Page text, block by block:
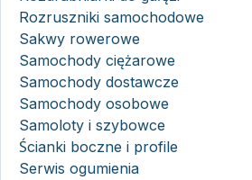
Rozruszniki samochodowe
Sakwy rowerowe
Samochody ciężarowe
Samochody dostawcze
Samochody osobowe
Samoloty i szybowce
Ścianki boczne i profile
Serwis ogumienia